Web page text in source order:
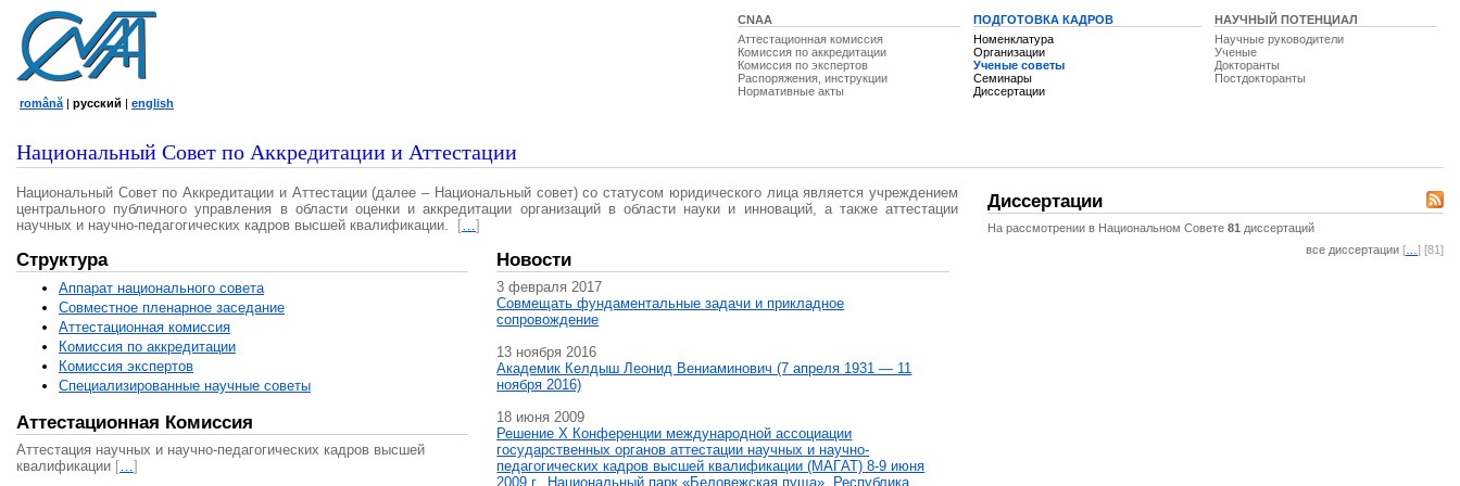
CNAA
Аттестационная комиссия
Комиссия по аккредитации
Комиссия по экспертов
Распоряжения, инструкции
Нормативные акты
ПОДГОТОВКА КАДРОВ
Номенклатура
Организации
Ученые советы
Семинары
Диссертации
НАУЧНЫЙ ПОТЕНЦИАЛ
Научные руководители
Ученые
Докторанты
Постдокторанты
română | русский | english
Национальный Совет по Аккредитации и Аттестации
Национальный Совет по Аккредитации и Аттестации (далее – Национальный совет) со статусом юридического лица является учреждением
центрального публичного управления в области оценки и аккредитации организаций в области науки и инноваций, а также аттестации
научных и научно-педагогических кадров высшей квалификации.
[…]
Структура
Аппарат национального совета
Совместное пленарное заседание
Аттестационная комисcия
Комиссия по аккредитации
Комиссия экспертов
Специализированные научные советы
Аттестационная Комиссия
Аттестация научных и научно-педагогических кадров высшей
квалификации […]
Новости
3 февраля 2017
Совмещать фундаментальные задачи и прикладное
сопровождение
13 ноября 2016
Академик Келдыш Леонид Вениаминович (7 апреля 1931 — 11
ноября 2016)
18 июня 2009
Решение X Конференции международной ассоциации
государственных органов аттестации научных и научно-
педагогических кадров высшей квалификации (МАГAT) 8-9 июня
2009 г., Национальный парк «Беловежская пуща», Республика
Диссертации
На рассмотрении в Национальном Совете 81 диссертаций
все диссертации [ ] [81]